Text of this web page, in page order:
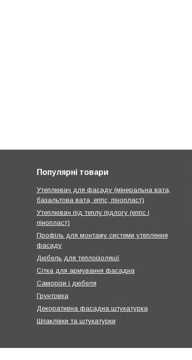
Популярні товари
Утеплювач для фасаду (мінеральна вата,
базальтова вата, еппс, пінопласт)
Утеплювач під теплу підлогу (еппс і
пінопласт)
Профіль для монтажу системи утеплення
фасаду
Дюбель для теплоізоляції
Сітка для армування фасадна
Саморізи і дюбеля
Грунтовка
Декоративна фасадна штукатурка
Шпаклівки та штукатурки